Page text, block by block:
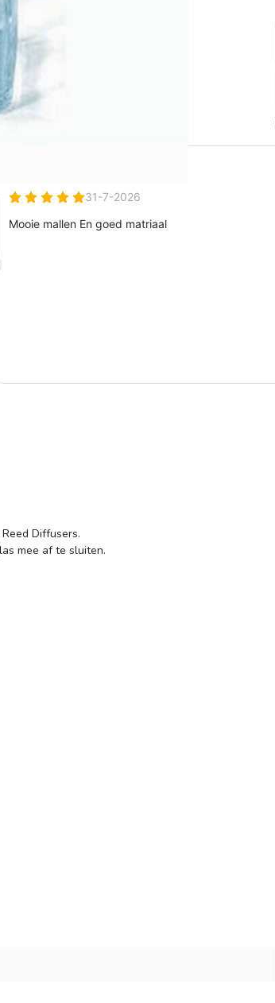
Diffusers.
mee af te sluiten.